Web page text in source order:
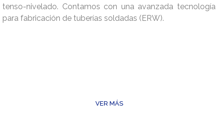
tenso-nivelado. Contamos con una avanzada tecnología
para fabricación de tuberías soldadas (ERW).
VER MÁS